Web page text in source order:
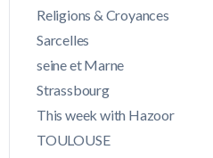
Religions & Croyances
Sarcelles
seine et Marne
Strassbourg
This week with Hazoor
TOULOUSE